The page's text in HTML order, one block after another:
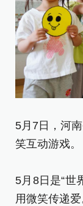
5月7日，河
笑互动游戏。
5月8日是“世
用微笑传递爱